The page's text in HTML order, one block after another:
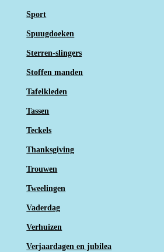
Sport
Spuugdoeken
Sterren-slingers
Stoffen manden
Tafelkleden
Tassen
Teckels
Thanksgiving
Trouwen
Tweelingen
Vaderdag
Verhuizen
Verjaardagen en jubilea